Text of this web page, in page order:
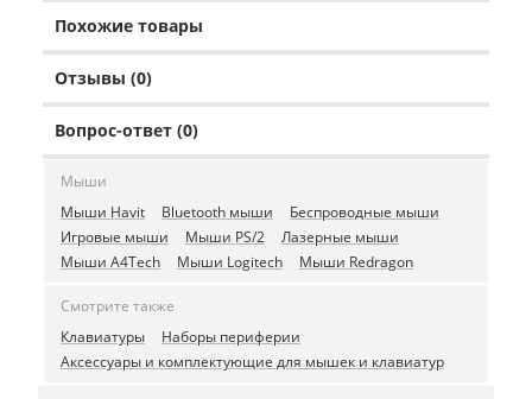
Похожие товары
Отзывы (0)
Вопрос-ответ (0)
Мыши
Мыши Havit
Bluetooth мыши
Беспроводные мыши
Игровые мыши
Мыши PS/2
Лазерные мыши
Мыши A4Tech
Мыши Logitech Мыши Redragon
Смотрите также
Клавиатуры
Наборы периферии
Аксессуары и комплектующие для мышек и клавиатур